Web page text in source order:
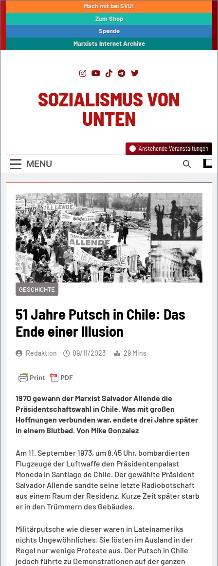
Mach mit bei SVU!
Zum Shop
Spende
Marxists Internet Archive
SOZIALISMUS VON
UNTEN
MENU
Anstehende Veranstaltungen
GESCHICHTE
51 Jahre Putsch in Chile: Das
Ende einer Illusion
Redaktion 09/11/2023 29 Mins
1970 gewann der Marxist Salvador Allende die
Präsidentschaftswahl in Chile. Was mit großen
Hoffnungen verbunden war, endete drei Jahre später
in einem Blutbad. Von Mike Gonzalez
Am 11. September 1973, um 8.45 Uhr, bombardierten
Flugzeuge der Luftwaffe den Präsidentenpalast
Moneda in Santiago de Chile. Der gewählte Präsident
Salvador Allende sandte seine letzte Radiobotschaft
aus einem Raum der Residenz. Kurze Zeit später starb
er in den Trümmern des Gebäudes.
Militärputsche wie dieser waren in Lateinamerika
nichts Ungewöhnliches. Sie lösten im Ausland in der
Regel nur wenige Proteste aus. Der Putsch in Chile
jedoch führte zu Demonstrationen auf der ganzen